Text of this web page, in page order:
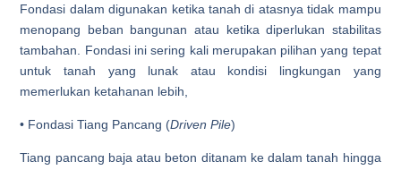
Fondasi dalam digunakan ketika tanah di atasnya tidak mampu
menopang beban bangunan atau ketika diperlukan stabilitas
tambahan. Fondasi ini sering kali merupakan pilihan yang tepat
untuk tanah yang lunak atau kondisi lingkungan yang
memerlukan ketahanan lebih,
• Fondasi Tiang Pancang (Driven Pile)
Tiang pancang baja atau beton ditanam ke dalam tanah hingga